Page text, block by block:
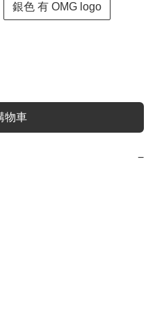
銀色 有 OMG logo
物車
−